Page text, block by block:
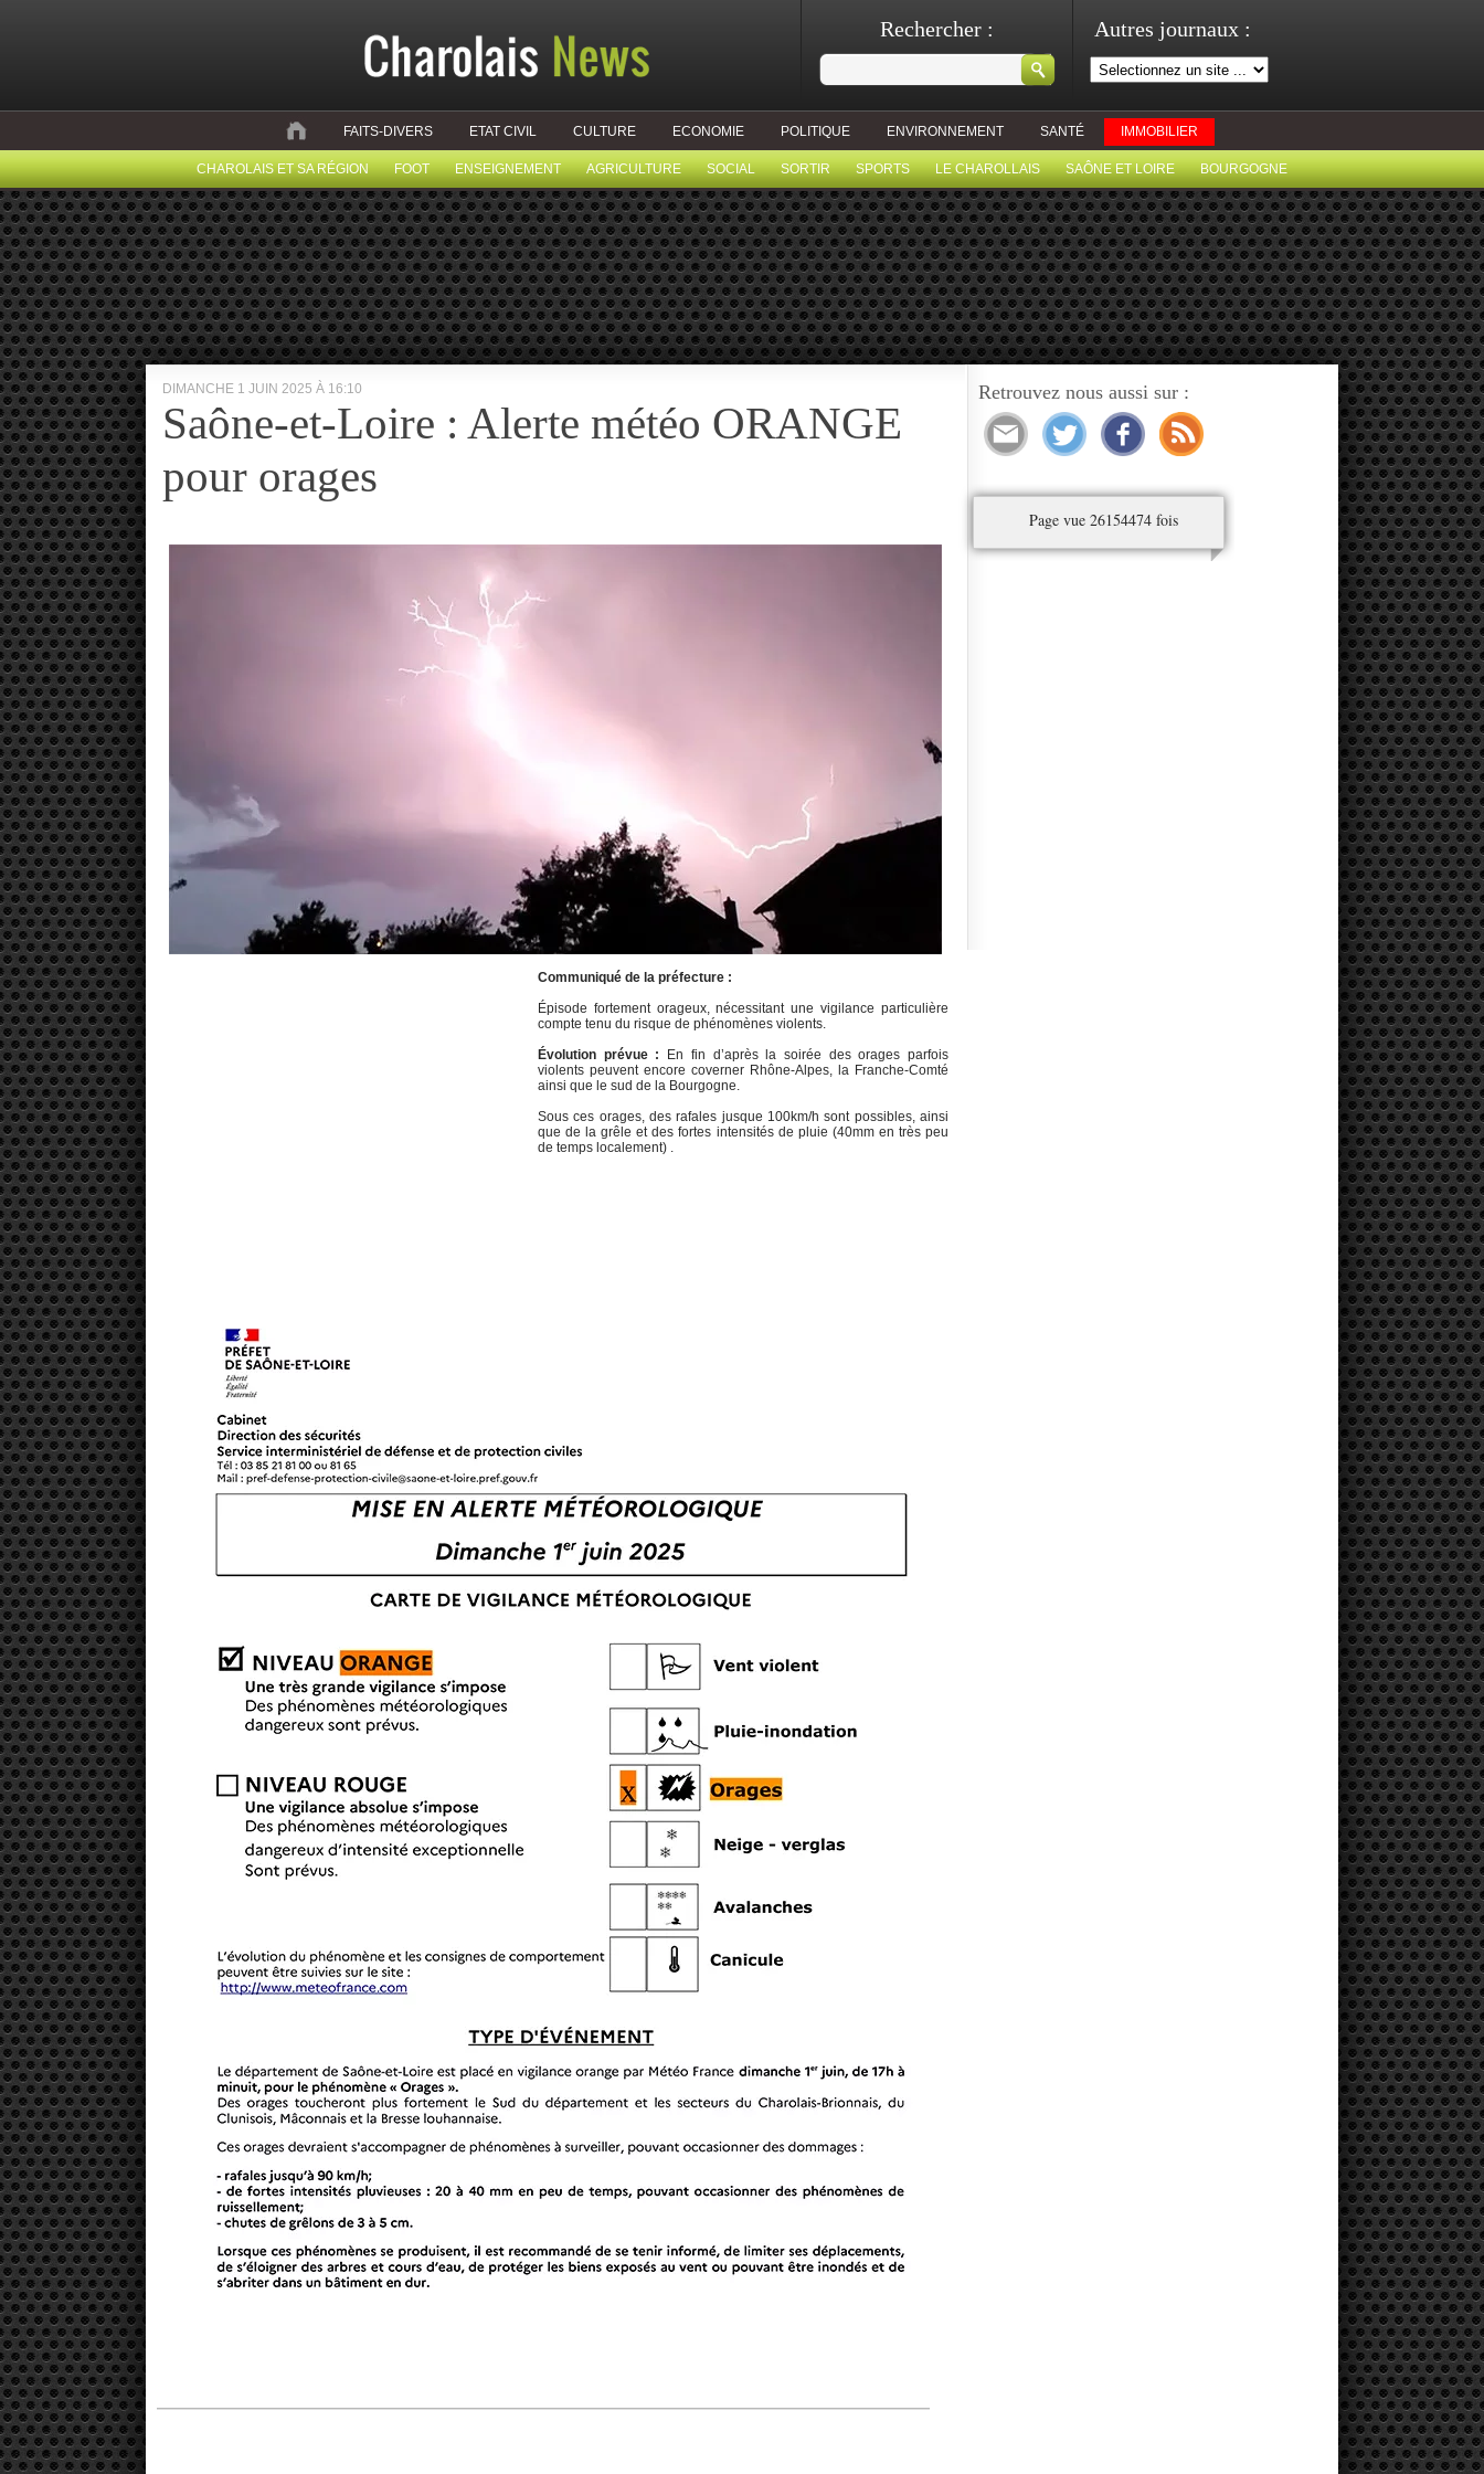
Autres journaux :
Rechercher :
FAITS-DIVERS ETAT CIVIL CULTURE ECONOMIE POLITIQUE ENVIRONNEMENT SANTÉ IMMOBILIER
CHAROLAIS ET SA RÉGION FOOT ENSEIGNEMENT AGRICULTURE SOCIAL SORTIR SPORTS LE CHAROLLAIS SAÔNE ET LOIRE BOURGOGNE
DIMANCHE 1 JUIN 2025 À 16:10
Saône-et-Loire : Alerte météo ORANGE
pour orages
Communiqué de la préfecture :
Épisode fortement orageux, nécessitant une vigilance particulière
compte tenu du risque de phénomènes violents.
Évolution prévue :
En fin d’après la soirée des orages parfois
violents peuvent encore coverner Rhône-Alpes, la Franche-Comté
ainsi que le sud de la Bourgogne.
Sous ces orages, des rafales jusque 100km/h sont possibles, ainsi
que de la grêle et des fortes intensités de pluie (40mm en très peu
de temps localement) .
Retrouvez nous aussi sur :
Page vue 26154474 fois